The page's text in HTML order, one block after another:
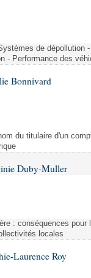
de dépollution
- Performance des
Bonnivard
du titulaire d'un
Duby-Muller
: conséquences
locales
Laurence Roy